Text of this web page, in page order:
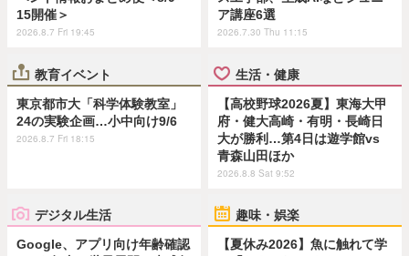
15開催＞
2026.8.7 Fri 19:45
ア講座6選
2026.7.30 Thu 11:15
教育イベント
東京都市大「科学体験教室」
24の実験企画…小中向け9/6
2026.8.7 Fri 18:15
生活・健康
【高校野球2026夏】東海大甲
府・健大高崎・有明・長崎日
大が勝利…第4日は遊学館vs
青森山田ほか
2026.8.8 Sat 9:52
デジタル生活
Google、アプリ向け年齢確認
趣味・娯楽
【夏休み2026】魚に触れて学